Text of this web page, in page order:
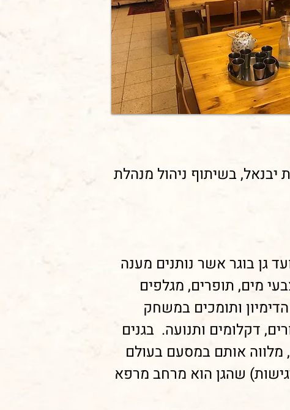
ע"י מתנס ומועצת יבנאל, בשיתוף ניהול מנהלת
גן בוגר אשר נותנים מענה
מים, תופרים, מגלפים
ותומכים במשחק
דקלומים ותנועה. בגנים
מלווה אותם במסעם בעולם
שהגן הוא מרחב מרפא